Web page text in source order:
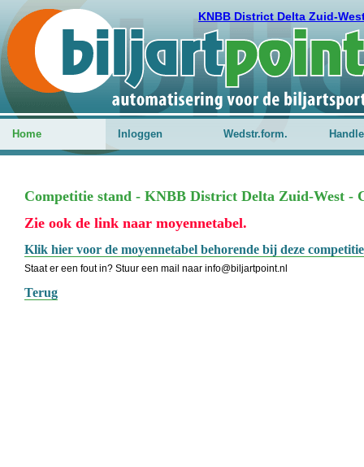
KNBB District Delta Zuid-
Home Inloggen Wedstr.form.
Competitie stand - KNBB District Delta Zuid-West -
Zie ook de link naar moyennetabel.
Klik hier voor de moyennetabel behorende bij deze
Staat er een fout in? Stuur een mail naar info@biljartpoint.nl
Terug